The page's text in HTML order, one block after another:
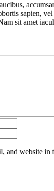
sapien,
sit amet
and website